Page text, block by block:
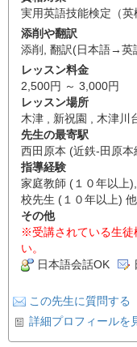
実用英語技能検定（英
添削や翻訳
添削
翻訳(日本語→英
レッスン料金
2,500円 ～ 3,000円
レッスン場所
木津 , 新祝園 , 木津川
先生の最寄駅
西田原本 (近鉄-田原
指導経験
家庭教師 (１０年以上
校先生 (１０年以上) 他
その他
※受講されている生徒
い。
日本語会話OK
この先生に質問する
詳細プロフィールを